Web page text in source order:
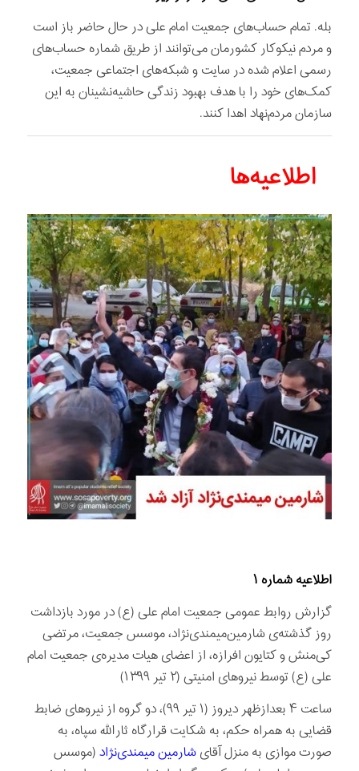
بله. تمام حساب‌های جمعیت امام علی در حال حاضر باز است
و مردم نیکوکار کشورمان می‌توانند از طریق شماره حساب‌های
رسمی اعلام شده در سایت و شبکه‌های اجتماعی جمعیت،
کمک‌های خود را با هدف بهبود زندگی حاشیه‌نشینان به این
سازمان مردم‌نهاد اهدا کنند.
اطلاعیه‌ها
اطلاعیه شماره ۱
گزارش روابط عمومی جمعیت امام علی (ع) در مورد بازداشت
روز گذشته‌ی شارمین‌میمندی‌نژاد، موسس جمعیت، ‌مرتضی
کی‌منش و کتایون افرازه، از اعضای هیات مدیره‌ی جمعیت امام
علی (ع) توسط نیروهای امنیتی (۲ تیر ۱۳۹۹)
ساعت ۴ بعدازظهر دیروز (۱ تیر ۹۹)، دو گروه از نیروهای ضابط
قضایی به همراه حکم، به شکایت قرارگاه ثارالله سپاه، به
صورت موازی به منزل آقایشارمین میمندی‌نژاد(موسس